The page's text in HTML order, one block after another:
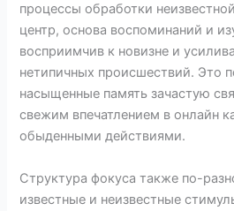
процессы обработки
центр, основа воспоминаний и
восприимчив к новизне и
нетипичных происшествий. Это
насыщенные память зачастую
свежим впечатлением в онлайн
обыденными действиями.
Структура фокуса также по-
известные и неизвестные